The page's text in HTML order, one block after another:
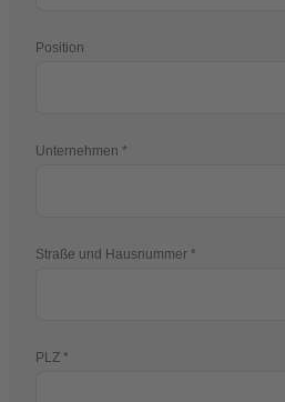
Position
Unternehmen
Straße und Hausnummer
PLZ